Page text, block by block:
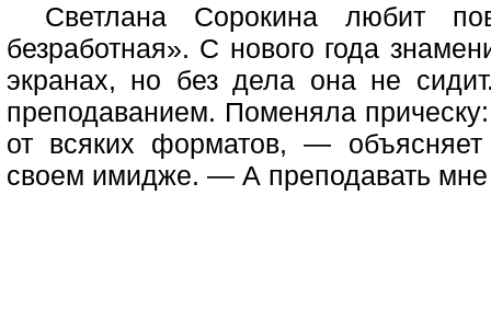
Светлана Сорокина любит
безработная». С нового года
экранах, но без дела она не
преподаванием. Поменяла
от всяких форматов, —
своем имидже. — А преподавать мне